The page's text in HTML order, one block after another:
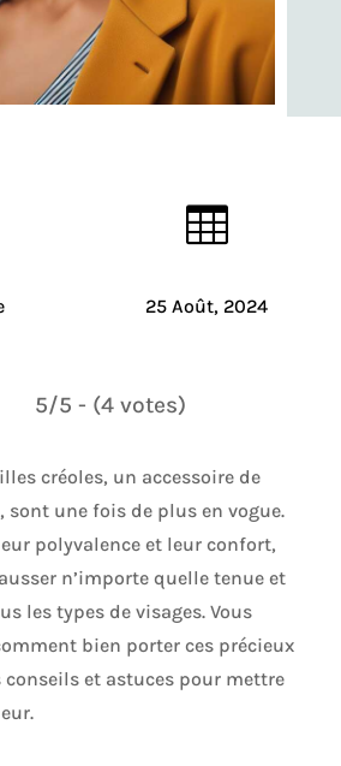

25 Août, 2024
5/5 - (4 votes)
créoles, un accessoire de
sont une fois de plus en vogue.
polyvalence et leur confort,
n’importe quelle tenue et
les types de visages. Vous
bien porter ces précieux
conseils et astuces pour mettre